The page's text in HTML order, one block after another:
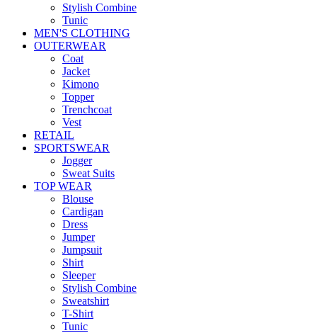
Stylish Combine
Tunic
MEN'S CLOTHING
OUTERWEAR
Coat
Jacket
Kimono
Topper
Trenchcoat
Vest
RETAIL
SPORTSWEAR
Jogger
Sweat Suits
TOP WEAR
Blouse
Cardigan
Dress
Jumper
Jumpsuit
Shirt
Sleeper
Stylish Combine
Sweatshirt
T-Shirt
Tunic